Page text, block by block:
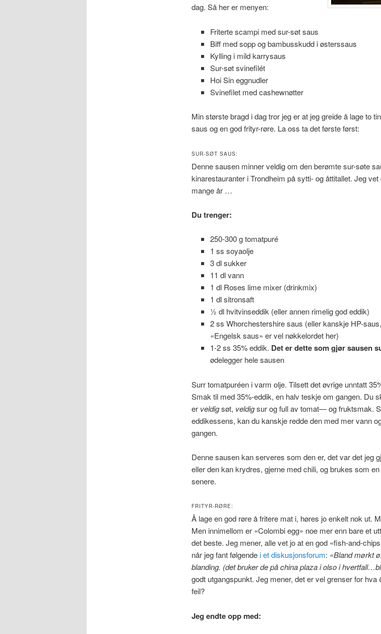
dag. Så her er menyen:
Friterte scampi med sur-søt saus
Biff med sopp og bambusskudd i østerssaus
Kylling i mild karrysaus
Sur-søt svinefilét
Hoi Sin eggnudler
Svinefilet med cashewnøtter
Min største bragd i dag tror jeg er at jeg greide å lage to
saus og en god frityr-røre. La oss ta det første først:
SUR-SØT SAUS:
Denne sausen minner veldig om den berømte sur-søte
kinarestauranter i Trondheim på sytti- og åttitallet. Jeg
mange år …
Du trenger:
250-300 g tomatpuré
1 ss soyaolje
3 dl sukker
11 dl vann
1 dl Roses lime mixer (drinkmix)
1 dl sitronsaft
½ dl hvitvinseddik (eller annen rimelig god eddik)
2 ss Whorchestershire saus (eller kanskje HP-
«Engelsk saus» er vel nøkkelordet her)
1-2 ss 35% eddik. Det er dette som gjør sausen
ødelegger hele sausen
Surr tomatpuréen i varm olje. Tilsett det øvrige unntatt
Smak til med 35%-eddik, en halv teskje om gangen. Du
er veldigsøt, veldigsur og full av tomat— og fruktsmak.
eddikessens, kan du kanskje redde den med mer vann
gangen.
Denne sausen kan serveres som den er, det var det jeg
eller den kan krydres, gjerne med chili, og brukes som
senere.
FRITYR-RØRE:
Å lage en god røre å fritere mat i, høres jo enkelt nok ut.
Men innimellom er «Colombi egg» noe mer enn bare et
det beste. Jeg mener, alle vet jo at en god «fish-and-
når jeg fant følgendei et diskusjonsforum: «Bland mørkt
blanding. (det bruker de på china plaza i olso i
godt utgangspunkt. Jeg mener, det er vel grenser for hva
feil?
Jeg endte opp med: